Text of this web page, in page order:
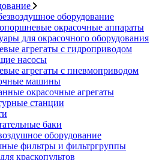
оборудование
окрасочные аппараты
для окрасочного оборудования
агрегаты с гидроприводом
насосы
агрегаты с пневмоприводом
машины
окрасочные агрегаты
станции
баки
оборудование
фильтры и фильтргруппы
краскопультов